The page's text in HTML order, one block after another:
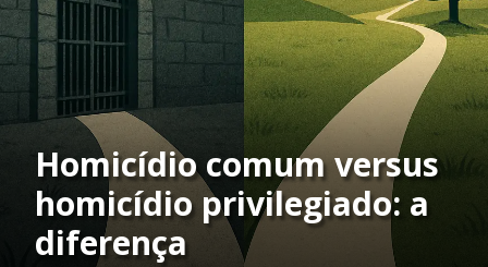
Homicídio comum versus
homicídio privilegiado: a
diferença